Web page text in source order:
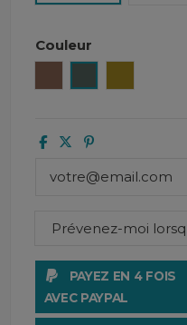
Couleur
PAYEZ EN 4 FOIS
AVEC PAYPAL